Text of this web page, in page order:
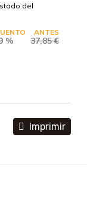
del
ANTES
37,85€
%
Imprimir